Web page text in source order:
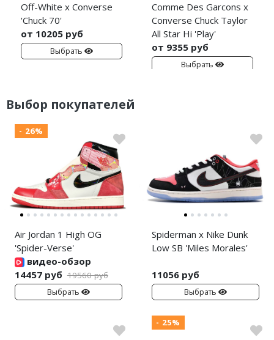
Off-White x Converse
'Chuck 70'
от 10205 руб
Выбрать
Comme Des Garcons x
Converse Chuck Taylor
All Star Hi 'Play'
от 9355 руб
Выбрать
Выбор покупателей
- 26%
Air Jordan 1 High OG
'Spider-Verse'
видео-обзор
14457 руб 19560 руб
Выбрать
Spiderman x Nike Dunk
Low SB 'Miles Morales'
11056 руб
Выбрать
- 25%